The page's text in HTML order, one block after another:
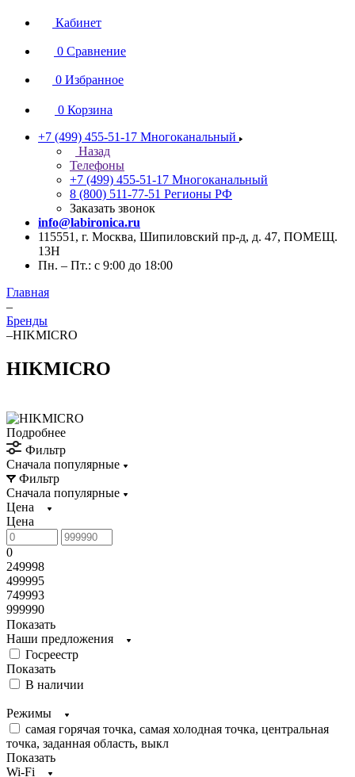
Кабинет
0 Сравнение
0 Избранное
0 Корзина
+7 (499) 455-51-17 Многоканальный
Назад
Телефоны
+7 (499) 455-51-17 Многоканальный
8 (800) 511-77-51 Регионы РФ
Заказать звонок
info@labironica.ru
115551, г. Москва, Шипиловский пр-д, д. 47, ПОМЕЩ.
13Н
Пн. – Пт.: с 9:00 до 18:00
Главная
–
Бренды
–HIKMICRO
HIKMICRO
Подробнее
Фильтр
Сначала популярные
Фильтр
Сначала популярные
Цена
Цена
0
249998
499995
749993
999990
Показать
Наши предложения
Госреестр
Показать
В наличии
Режимы
самая горячая точка, самая холодная точка, центральная
точка, заданная область, выкл
Показать
Wi-Fi